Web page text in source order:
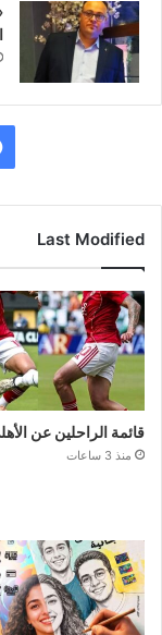
Last Modified
قائمة الراحلين عن
منذ 3 ساعات